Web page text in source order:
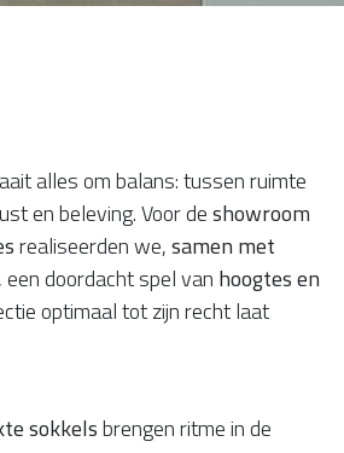
alles om balans: tussen ruimte
en beleving. Voor deshowroom
realiseerden we,samen met
, een doordacht spel van hoogtes en
optimaal tot zijn recht laat
sokkelsbrengen ritme in de